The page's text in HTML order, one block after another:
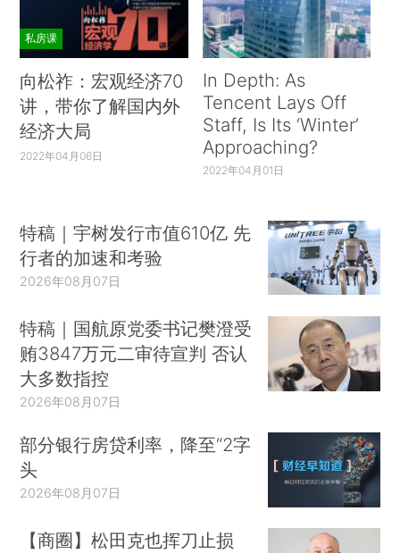
私房课
向松祚：宏观经济70
讲，带你了解国内外
经济大局
2022年04月06日
In Depth: As
Tencent Lays Off
Staff, Is Its ‘Winter’
Approaching?
2022年04月01日
特稿｜宇树发行市值610亿 先
行者的加速和考验
2026年08月07日
特稿｜国航原党委书记樊澄受
贿3847万元二审待宣判 否认
大多数指控
2026年08月07日
部分银行房贷利率，降至“2字
头
2026年08月07日
【商圈】松田克也挥刀止损